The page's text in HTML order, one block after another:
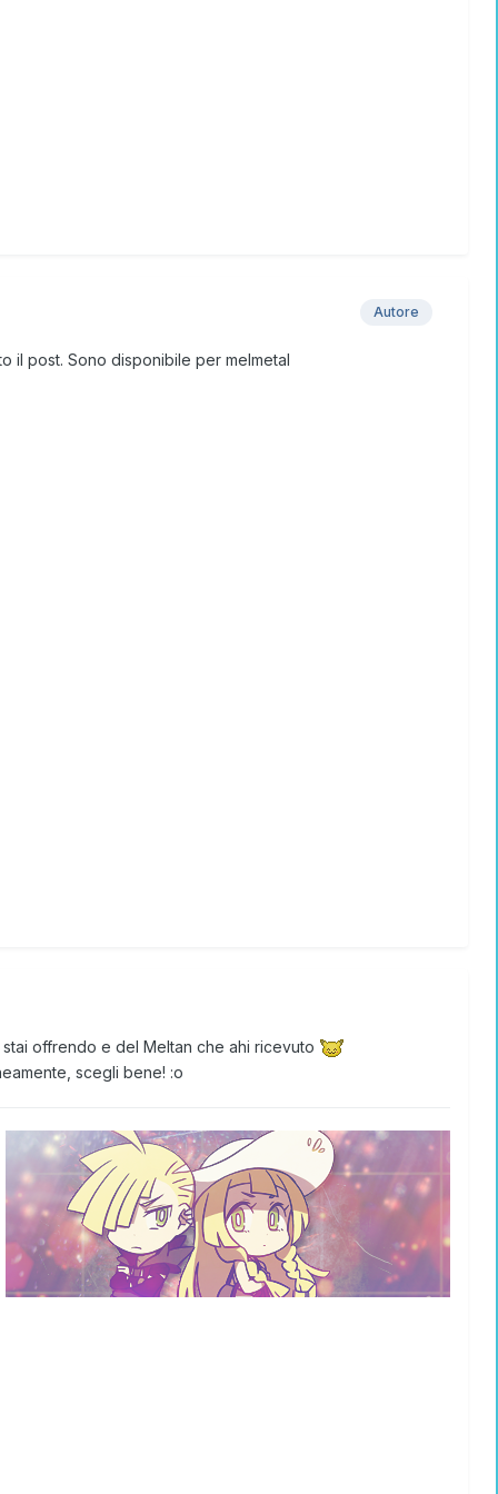
Autore
il post. Sono disponibile per melmetal
offrendo e del Meltan che ahi ricevuto
scegli bene! :o